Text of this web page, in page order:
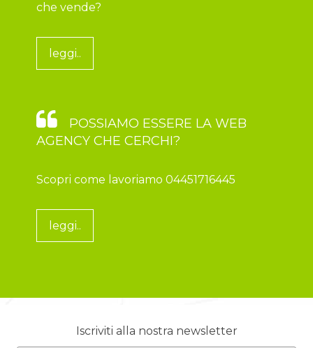
che vende?
leggi..
POSSIAMO ESSERE LA WEB
AGENCY CHE CERCHI?
Scopri come lavoriamo 04451716445
leggi..
Iscriviti alla nostra newsletter